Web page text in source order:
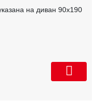
на диван 90х190